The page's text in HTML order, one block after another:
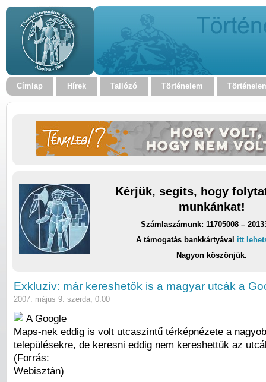
Címlap Hírek Tallózó Történelem
Kérjük, segíts, hogy
munkánkat!
Számlaszámunk: 11705008 –
A támogatás bankkártyával itt
Nagyon köszönjük.
Exkluzív: már kereshetők is a magyar utcák a
2007. május 9. szerda, 0:00
A Google
Maps-nek eddig is volt utcaszintű térképnézete a
településekre, de keresni eddig nem kereshettük az
(Forrás:
Webisztán)